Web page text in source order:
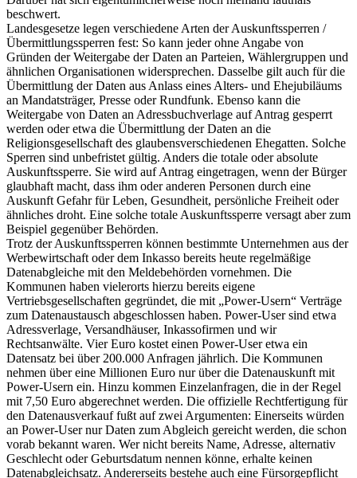
beschwert.
Landesgesetze legen verschiedene Arten der Auskunftssperren /
Übermittlungssperren fest: So kann jeder ohne Angabe von
Gründen der Weitergabe der Daten an Parteien, Wählergruppen und
ähnlichen Organisationen widersprechen. Dasselbe gilt auch für die
Übermittlung der Daten aus Anlass eines Alters- und Ehejubiläums
an Mandatsträger, Presse oder Rundfunk. Ebenso kann die
Weitergabe von Daten an Adressbuchverlage auf Antrag gesperrt
werden oder etwa die Übermittlung der Daten an die
Religionsgesellschaft des glaubensverschiedenen Ehegatten. Solche
Sperren sind unbefristet gültig. Anders die totale oder absolute
Auskunftssperre. Sie wird auf Antrag eingetragen, wenn der Bürger
glaubhaft macht, dass ihm oder anderen Personen durch eine
Auskunft Gefahr für Leben, Gesundheit, persönliche Freiheit oder
ähnliches droht. Eine solche totale Auskunftssperre versagt aber zum
Beispiel gegenüber Behörden.
Trotz der Auskunftssperren können bestimmte Unternehmen aus der
Werbewirtschaft oder dem Inkasso bereits heute regelmäßige
Datenabgleiche mit den Meldebehörden vornehmen. Die
Kommunen haben vielerorts hierzu bereits eigene
Vertriebsgesellschaften gegründet, die mit „Power-Usern“ Verträge
zum Datenaustausch abgeschlossen haben. Power-User sind etwa
Adressverlage, Versandhäuser, Inkassofirmen und wir
Rechtsanwälte. Vier Euro kostet einen Power-User etwa ein
Datensatz bei über 200.000 Anfragen jährlich. Die Kommunen
nehmen über eine Millionen Euro nur über die Datenauskunft mit
Power-Usern ein. Hinzu kommen Einzelanfragen, die in der Regel
mit 7,50 Euro abgerechnet werden. Die offizielle Rechtfertigung für
den Datenausverkauf fußt auf zwei Argumenten: Einerseits würden
an Power-User nur Daten zum Abgleich gereicht werden, die schon
vorab bekannt waren. Wer nicht bereits Name, Adresse, alternativ
Geschlecht oder Geburtsdatum nennen könne, erhalte keinen
Datenabgleichsatz. Andererseits bestehe auch eine Fürsorgepflicht